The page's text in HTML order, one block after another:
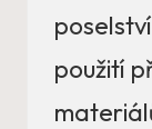
použití